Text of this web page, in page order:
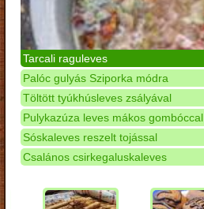
Tarcali raguleves
Palóc gulyás Sziporka módra
Töltött tyúkhúsleves zsályával
Pulykazúza leves mákos gombóccal
Sóskaleves reszelt tojással
Csalános csirkegaluskaleves